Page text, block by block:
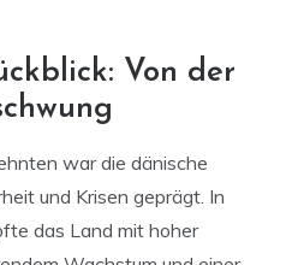
Von der
war die dänische
und Krisen geprägt. In
das Land mit hoher